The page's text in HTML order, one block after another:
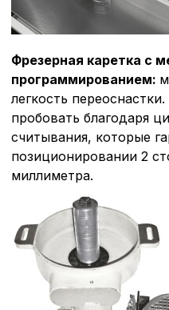
Фрезерная каретка с
программированием:
легкость
пробовать благодаря
считывания, которые
позиционировании 2
миллиметра.